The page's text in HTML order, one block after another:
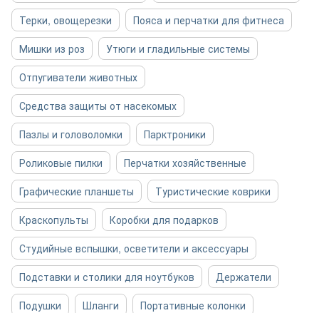
Терки, овощерезки
Пояса и перчатки для фитнеса
Мишки из роз
Утюги и гладильные системы
Отпугиватели животных
Средства защиты от насекомых
Пазлы и головоломки
Парктроники
Роликовые пилки
Перчатки хозяйственные
Графические планшеты
Туристические коврики
Краскопульты
Коробки для подарков
Студийные вспышки, осветители и аксессуары
Подставки и столики для ноутбуков
Держатели
Подушки
Шланги
Портативные колонки